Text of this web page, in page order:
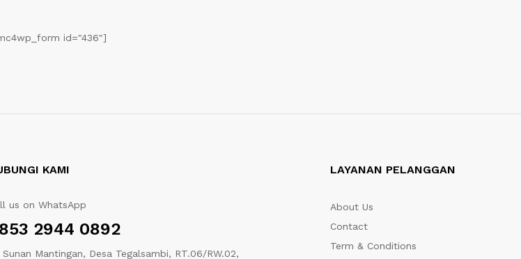
id="436"]
KAMI
us on WhatsApp
2944 0892
Sunan Mantingan, Desa Tegalsambi, RT.06/RW.02,
LAYANAN PELANGGAN
About Us
Contact
Term & Conditions